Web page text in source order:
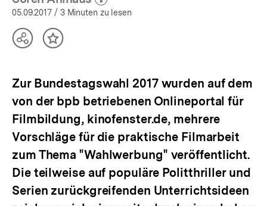
(Mehr zum Autor)
öffnen
05.09.2017 / 3 Minuten zu lesen
TeilenInhalt
Zur Bundestagswahl 2017 wurden auf dem
von der bpb betriebenen Onlineportal für
Filmbildung, kinofenster.de, mehrere
Vorschläge für die praktische Filmarbeit
zum Thema "Wahlwerbung" veröffentlicht.
Die teilweise auf populäre Politthriller und
Serien zurückgreifenden Unterrichtsideen